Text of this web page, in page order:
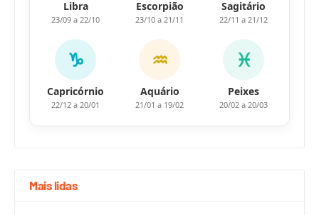
Libra
23/09 a 22/10
Escorpião
23/10 a 21/11
Sagitário
22/11 a 21/12
♑
Capricórnio
22/12 a 20/01
♒
Aquário
21/01 a 19/02
♓
Peixes
20/02 a 20/03
Mais lidas